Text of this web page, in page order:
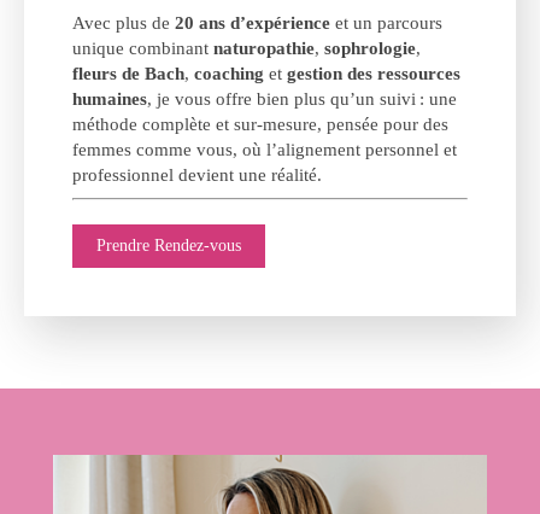
Avec plus de 20 ans d’expérience et un parcours
unique combinant naturopathie, sophrologie,
fleurs de Bach, coaching et gestion des ressources
humaines, je vous offre bien plus qu’un suivi : une
méthode complète et sur-mesure, pensée pour des
femmes comme vous, où l’alignement personnel et
professionnel devient une réalité.
Prendre Rendez-vous